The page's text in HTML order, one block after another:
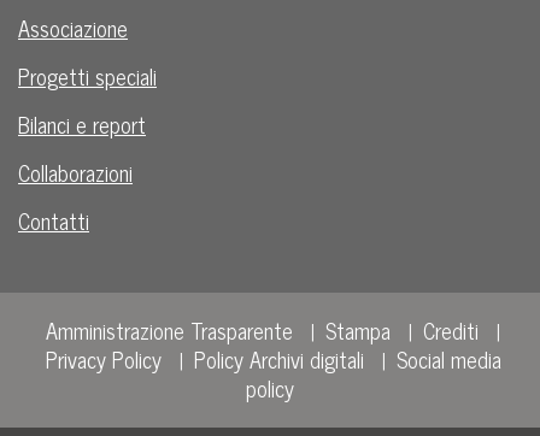
Associazione
Progetti speciali
Bilanci e report
Collaborazioni
Contatti
Amministrazione Trasparente Stampa
Crediti
Privacy Policy
Policy Archivi digitali
Social media
policy